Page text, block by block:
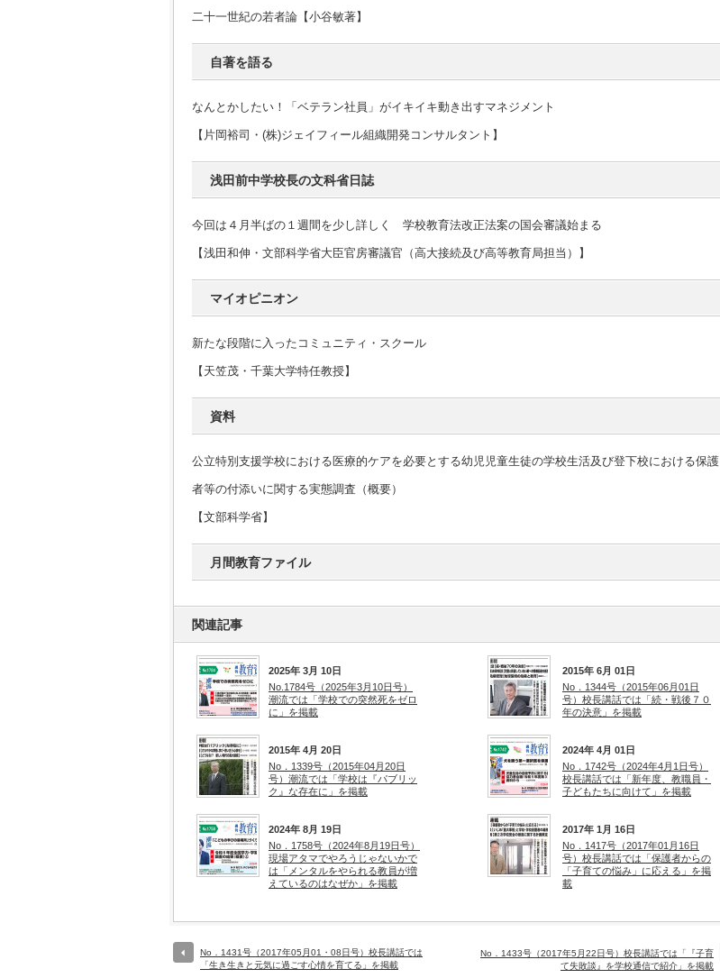
二十一世紀の若者論【小谷敏著】
自著を語る
なんとかしたい！「ベテラン社員」がイキイキ動き出すマネジメント
【片岡裕司・(株)ジェイフィール組織開発コンサルタント】
浅田前中学校長の文科省日誌
今回は４月半ばの１週間を少し詳しく 学校教育法改正法案の国会審議始まる
【浅田和伸・文部科学省大臣官房審議官（高大接続及び高等教育局担当）】
マイオピニオン
新たな段階に入ったコミュニティ・スクール
【天笠茂・千葉大学特任教授】
資料
公立特別支援学校における医療的ケアを必要とする幼児児童生徒の学校生活及び登下校における保護
者等の付添いに関する実態調査（概要）
【文部科学省】
月間教育ファイル
関連記事
2025年 3月 10日
No.1784号（2025年3月10日号）
潮流では「学校での突然死をゼロ
に」を掲載
2015年 6月 01日
No．1344号（2015年06月01日
号）校長講話では「続・戦後７０
年の決意」を掲載
2015年 4月 20日
No．1339号（2015年04月20日
号）潮流では「学校は『パブリッ
ク』な存在に」を掲載
2024年 4月 01日
No．1742号（2024年4月1日号）
校長講話では「新年度、教職員・
子どもたちに向けて」を掲載
2024年 8月 19日
No．1758号（2024年8月19日号）
現場アタマでやろうじゃないかで
は「メンタルをやられる教員が増
えているのはなぜか」を掲載
2017年 1月 16日
No．1417号（2017年01月16日
号）校長講話では「保護者からの
「子育ての悩み」に応える」を掲
載
No．1431号（2017年05月01・08日号）校長講話では
「生き生きと元気に過ごす心情を育てる」を掲載
No．1433号（2017年5月22日号）校長講話では「『子育
て失敗談』を学校通信で紹介」を掲載